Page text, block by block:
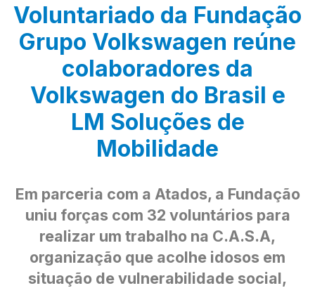
Voluntariado da Fundação
Grupo Volkswagen reúne
colaboradores da
Volkswagen do Brasil e
LM Soluções de
Mobilidade
Em parceria com a Atados, a Fundação
uniu forças com 32 voluntários para
realizar um trabalho na C.A.S.A,
organização que acolhe idosos em
situação de vulnerabilidade social,